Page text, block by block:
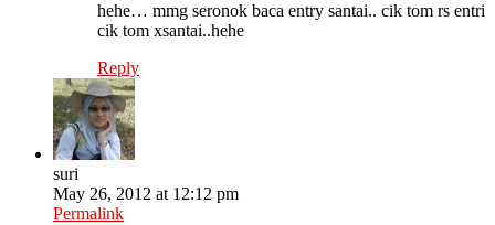
hehe… mmg seronok baca entry santai.. cik tom rs entri
cik tom xsantai..hehe
Reply
suri
May 26, 2012 at 12:12 pm
Permalink